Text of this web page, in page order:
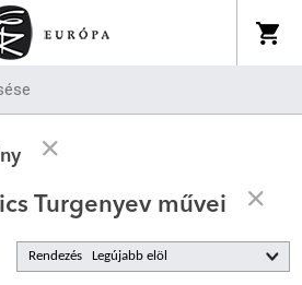
Turgenyev művei
Rendezés